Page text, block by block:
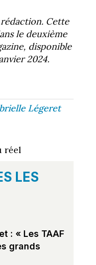
Cette
le deuxième
disponible
2024.
Légeret
réel
LES
: « Les TAAF
grands